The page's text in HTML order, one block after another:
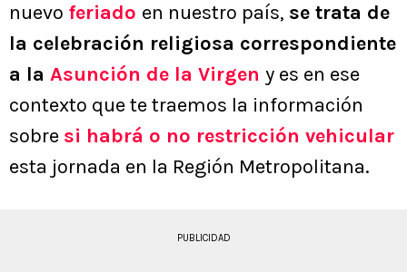
nuevo feriado en nuestro país, se trata de
la celebración religiosa correspondiente
a la Asunción de la Virgen y es en ese
contexto que te traemos la información
sobre si habrá o no restricción vehicular
esta jornada en la Región Metropolitana.
PUBLICIDAD